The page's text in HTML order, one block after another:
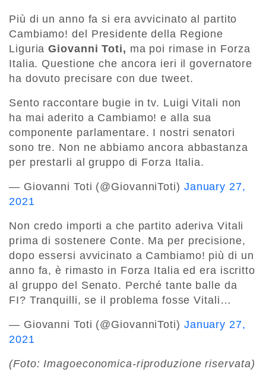
Più di un anno fa si era avvicinato al partito
Cambiamo! del Presidente della Regione
LiguriaGiovanni Toti, ma poi rimase in Forza
Italia. Questione che ancora ieri il governatore
ha dovuto precisare con due tweet.
Sento raccontare bugie in tv. Luigi Vitali non
ha mai aderito a Cambiamo! e alla sua
componente parlamentare. I nostri senatori
sono tre. Non ne abbiamo ancora abbastanza
per prestarli al gruppo di Forza Italia.
— Giovanni Toti (@GiovanniToti) January 27,
2021
Non credo importi a che partito aderiva Vitali
prima di sostenere Conte. Ma per precisione,
dopo essersi avvicinato a Cambiamo! più di un
anno fa, è rimasto in Forza Italia ed era iscritto
al gruppo del Senato. Perché tante balle da
FI? Tranquilli, se il problema fosse Vitali…
— Giovanni Toti (@GiovanniToti) January 27,
2021
(Foto: Imagoeconomica-riproduzione riservata)